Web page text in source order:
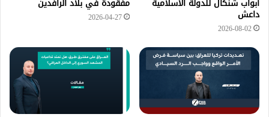
داعش
2026-08-02
2026-04-27